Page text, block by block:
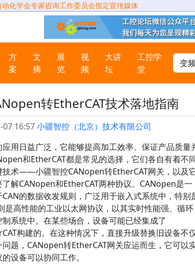
动化学会专家咨询工作委员会指定宣传媒体
方
案
文
摘
展
览
视
频
大讲
坛
工控学
堂
转EtherCAT技术落地指南
16:57小疆智控（北京）技术有限公司
用日益广泛，它能够提高加工效率、保证产品质量
和EtherCAT都是常见的选择，它们各自有着不
技术——小疆智控CANopen转EtherCAT网关，以及
解CANopen和EtherCAT两种协议。CANopen是一
的数据收发规则，广泛用于嵌入式系统中，特别
高性能的工业以太网协议，以其实时性能强、循环
系统中。在某些场合，设备可能已经集成了
构建的。在这种情况下，直接升级替换旧设备不
题，CANopen转EtherCAT网关应运而生，它可以
设备可以协同工作。